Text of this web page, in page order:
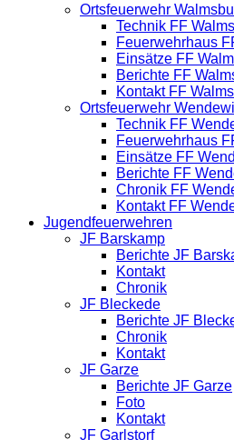
Ortsfeuerwehr
Technik FF
Feuerwehrhaus
Einsätze FF
Berichte FF
Kontakt FF
Ortsfeuerwehr
Technik FF
Feuerwehrhaus
Einsätze FF
Berichte FF
Chronik FF
Kontakt FF
Jugendfeuerwehren
JF Barskamp
Berichte JF
Kontakt
Chronik
JF Bleckede
Berichte JF
Chronik
Kontakt
JF Garze
Berichte JF Garze
Foto
Kontakt
JF Garlstorf